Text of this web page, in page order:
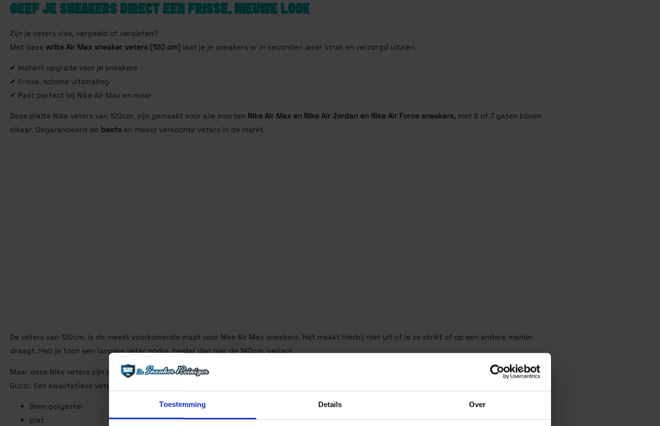
Toestemming Details Over
GEEF JE SNEAKERS DIRECT EEN FRISSE, NIEUWE LOOK
Zijn je veters vies, vergeeld of versleten?
Met deze witte Air Max sneaker veters (120 cm) laat je je sneakers er in seconden weer strak en verzorgd uitzien.
✔ Instant upgrade voor je sneakers
✔ Frisse, schone uitstraling
✔ Past perfect bij Nike Air Max en meer
Deze platte Nike veters van 120cm. zijn gemaakt voor alle soorten Nike Air Max en Nike Air Jordan en Nike Air Force sneakers, met 6 of 7 gaten boven
elkaar. Gegarandeerd de beste en meest verkochte veters in de markt.
De veters van 120cm. is de meest voorkomende maat voor Nike Air Max sneakers. Het maakt hierbij niet uit of je ze strikt of op een andere manier
draagt. Heb je toch een langere veter nodig, bestel dan hier de 140cm. variant.
Maar deze Nike veters zijn ook voor andere schoenen zeer goed te gebruiken, zoals Vans,
, Adidas, en exclusieve sneakers zoals
Gucci. Een kwalitatieve veter met een kunststof vetertip.
8mm polyester
plat